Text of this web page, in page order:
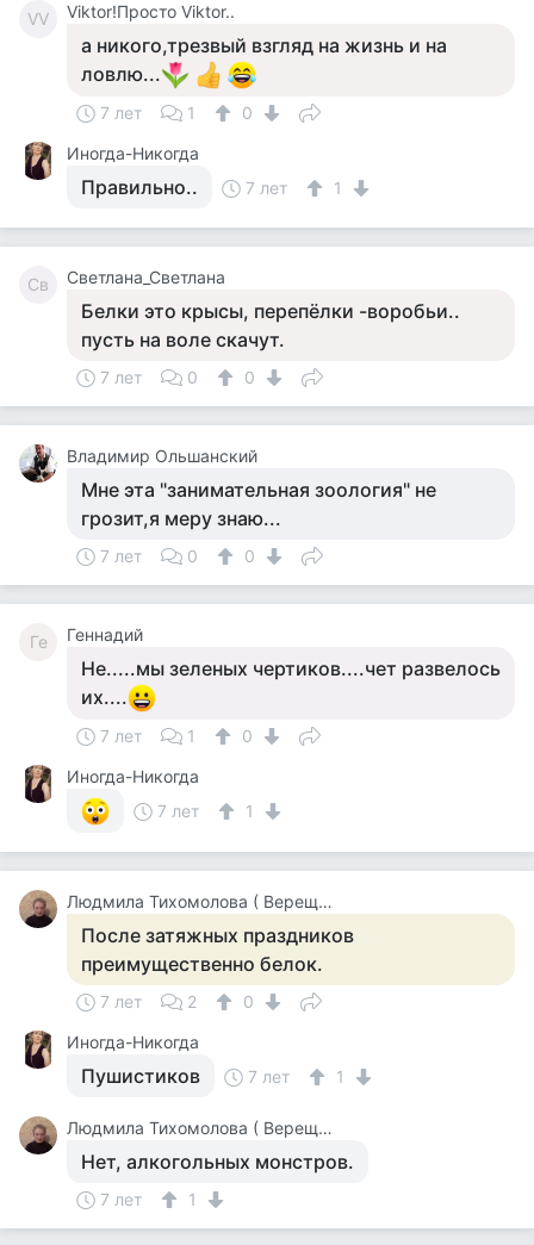
VV Viktor!Просто Viktor..
а никого,трезвый взгляд на жизнь и на
ловлю...
7 лет 1
0
Иногда-Никогда
Правильно.. 7 лет 1
Св Светлана_Светлана
Белки это крысы, перепёлки -воробьи..
пусть на воле скачут.
7 лет 0 0
Владимир Ольшанский
Мне эта "занимательная зоология" не
грозит,я меру знаю...
7 лет 0 0
Ге Геннадий
Не.....мы зеленых чертиков....чет развелось
их....
7 лет 1
0
Иногда-Никогда
7 лет
1
Людмила Тихомолова ( Верещагина )
После затяжных праздников
преимущественно белок.
7 лет 2
0
Иногда-Никогда
Пушистиков 7 лет 1
Людмила Тихомолова ( Верещагина )
Нет, алкогольных монстров.
7 лет 1